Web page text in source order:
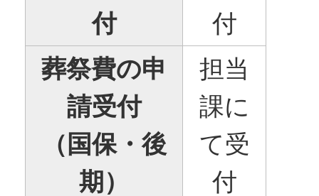
付
付
葬祭費の申
請受付
（国保・後
期）
担当
課に
て受
付